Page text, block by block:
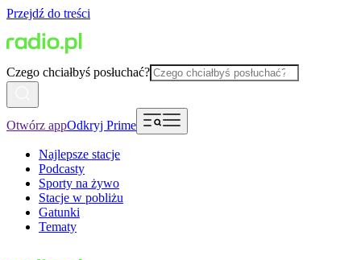
Przejdź do treści
Czego chciałbyś posłuchać?
Otwórz appOdkryj Prime
Najlepsze stacje
Podcasty
Sporty na żywo
Stacje w pobliżu
Gatunki
Tematy